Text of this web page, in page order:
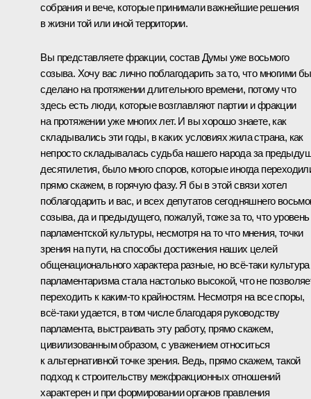
собрания и вече, которые принимали важнейшие решения
в жизни той или иной территории.
Вы представляете фракции, состав Думы уже восьмого
созыва. Хочу вас лично поблагодарить за то, что многими
сделано на протяжении длительного времени, потому что
здесь есть люди, которые возглавляют партии и фракции
на протяжении уже многих лет. И вы хорошо знаете, как
складывались эти годы, в каких условиях жила страна, как
непросто складывалась судьба нашего народа за
десятилетия, было много споров, которые иногда
прямо скажем, в горячую фазу. Я бы в этой связи хотел
поблагодарить и вас, и всех депутатов сегодняшнего
созыва, да и предыдущего, пожалуй, тоже за то, что уровень
парламентской культуры, несмотря на то что мнения, точки
зрения на пути, на способы достижения наших целей
общенационального характера разные, но всё-таки культура
парламентаризма стала настолько высокой, что не
переходить к каким-то крайностям. Несмотря на все споры,
всё-таки удается, в том числе благодаря руководству
парламента, выстраивать эту работу, прямо скажем,
цивилизованным образом, с уважением относиться
к альтернативной точке зрения. Ведь, прямо скажем, такой
подход к строительству межфракционных отношений
характерен и при формировании органов правления